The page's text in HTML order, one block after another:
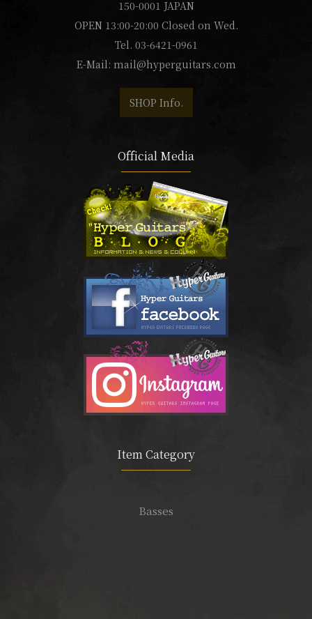
150-0001 JAPAN
OPEN 13:00-20:00 Closed on Wed.
Tel. 03-6421-0961
E-Mail: mail@hyperguitars.com
SHOP Info.
Official Media
Item Category
Basses